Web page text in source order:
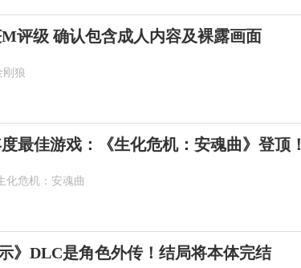
M评级 确认包含成人内容及裸露画面
刚狼
度最佳游戏：《生化危机：安魂曲》登顶！
化危机：安魂曲
》DLC是角色外传！结局将本体完结